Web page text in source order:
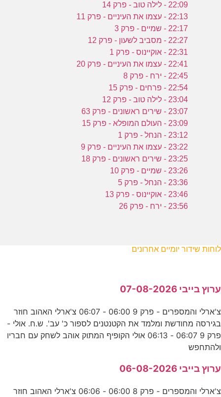
22:09 - לילה טוב - פרק 14
22:13 - עצמו את העיניים - פרק 11
22:17 - שמיים - פרק 3
22:27 - מסביב לשעון - פרק 12
22:31 - אוקיינוס - פרק 1
22:41 - עצמו את העיניים - פרק 20
22:45 - ירח - פרק 8
22:54 - פרחים - פרק 15
23:04 - לילה טוב - פרק 12
23:07 - שירים ראשונים - פרק 63
23:09 - העולם המופלא - פרק 15
23:12 - הנחל - פרק 1
23:22 - עצמו את העיניים - פרק 9
23:25 - שירים ראשונים - פרק 18
23:26 - שמיים - פרק 10
23:36 - הנחל - פרק 5
23:46 - אוקיינוס - פרק 13
23:56 - ירח - פרק 26
לוחות שידור יומיים אחרונים
ערוץ בייבי 07-08-2026
צ'ארלי והמספרים - פרק 9 06:00 - 06:07 צ'ארלי האהוב חוזר
בגירסה מחודשת ומלמד את הקטנטנים לספור כ' עב'. ש.ח. אולי -
פרק 9 06:07 - 06:13 אולי הקופיף המתוק אוהב לשחק עם חבריו
ולהתחפש
ערוץ בייבי 06-08-2026
צ'ארלי והמספרים - פרק 8 06:00 - 06:06 צ'ארלי האהוב חוזר